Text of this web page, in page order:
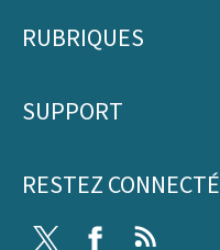
Pied
page
RUBRIQUES
SUPPORT
RESTEZ CONNECTÉ
Twitter Facebook